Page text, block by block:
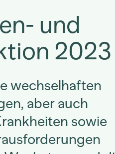
und
2023
wechselhaften
aber auch
sowie